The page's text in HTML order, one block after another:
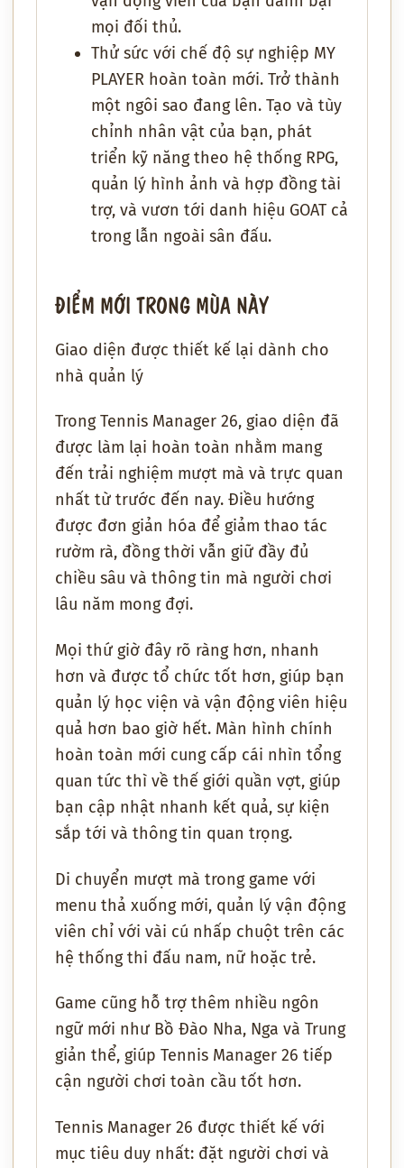
mọi đối thủ.
Thử sức với chế độ sự nghiệp MY
PLAYER hoàn toàn mới. Trở thành
một ngôi sao đang lên. Tạo và tùy
chỉnh nhân vật của bạn, phát
triển kỹ năng theo hệ thống RPG,
quản lý hình ảnh và hợp đồng tài
trợ, và vươn tới danh hiệu GOAT cả
trong lẫn ngoài sân đấu.
ĐIỂM MỚI TRONG MÙA NÀY
Giao diện được thiết kế lại dành cho
nhà quản lý
Trong Tennis Manager 26, giao diện đã
được làm lại hoàn toàn nhằm mang
đến trải nghiệm mượt mà và trực quan
nhất từ trước đến nay. Điều hướng
được đơn giản hóa để giảm thao tác
rườm rà, đồng thời vẫn giữ đầy đủ
chiều sâu và thông tin mà người chơi
lâu năm mong đợi.
Mọi thứ giờ đây rõ ràng hơn, nhanh
hơn và được tổ chức tốt hơn, giúp bạn
quản lý học viện và vận động viên hiệu
quả hơn bao giờ hết. Màn hình chính
hoàn toàn mới cung cấp cái nhìn tổng
quan tức thì về thế giới quần vợt, giúp
bạn cập nhật nhanh kết quả, sự kiện
sắp tới và thông tin quan trọng.
Di chuyển mượt mà trong game với
menu thả xuống mới, quản lý vận động
viên chỉ với vài cú nhấp chuột trên các
hệ thống thi đấu nam, nữ hoặc trẻ.
Game cũng hỗ trợ thêm nhiều ngôn
ngữ mới như Bồ Đào Nha, Nga và Trung
giản thể, giúp Tennis Manager 26 tiếp
cận người chơi toàn cầu tốt hơn.
Tennis Manager 26 được thiết kế với
mục tiêu duy nhất: đặt người chơi và